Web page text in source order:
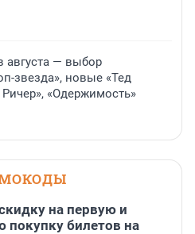
августа — выбор
звезда», новые «Тед
«Одержимость»
на первую и
покупку билетов на